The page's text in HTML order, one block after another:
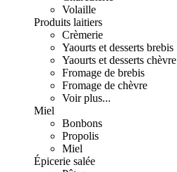
Volaille
Produits laitiers
Crèmerie
Yaourts et desserts brebis
Yaourts et desserts chèvre
Fromage de brebis
Fromage de chèvre
Voir plus...
Miel
Bonbons
Propolis
Miel
Épicerie salée